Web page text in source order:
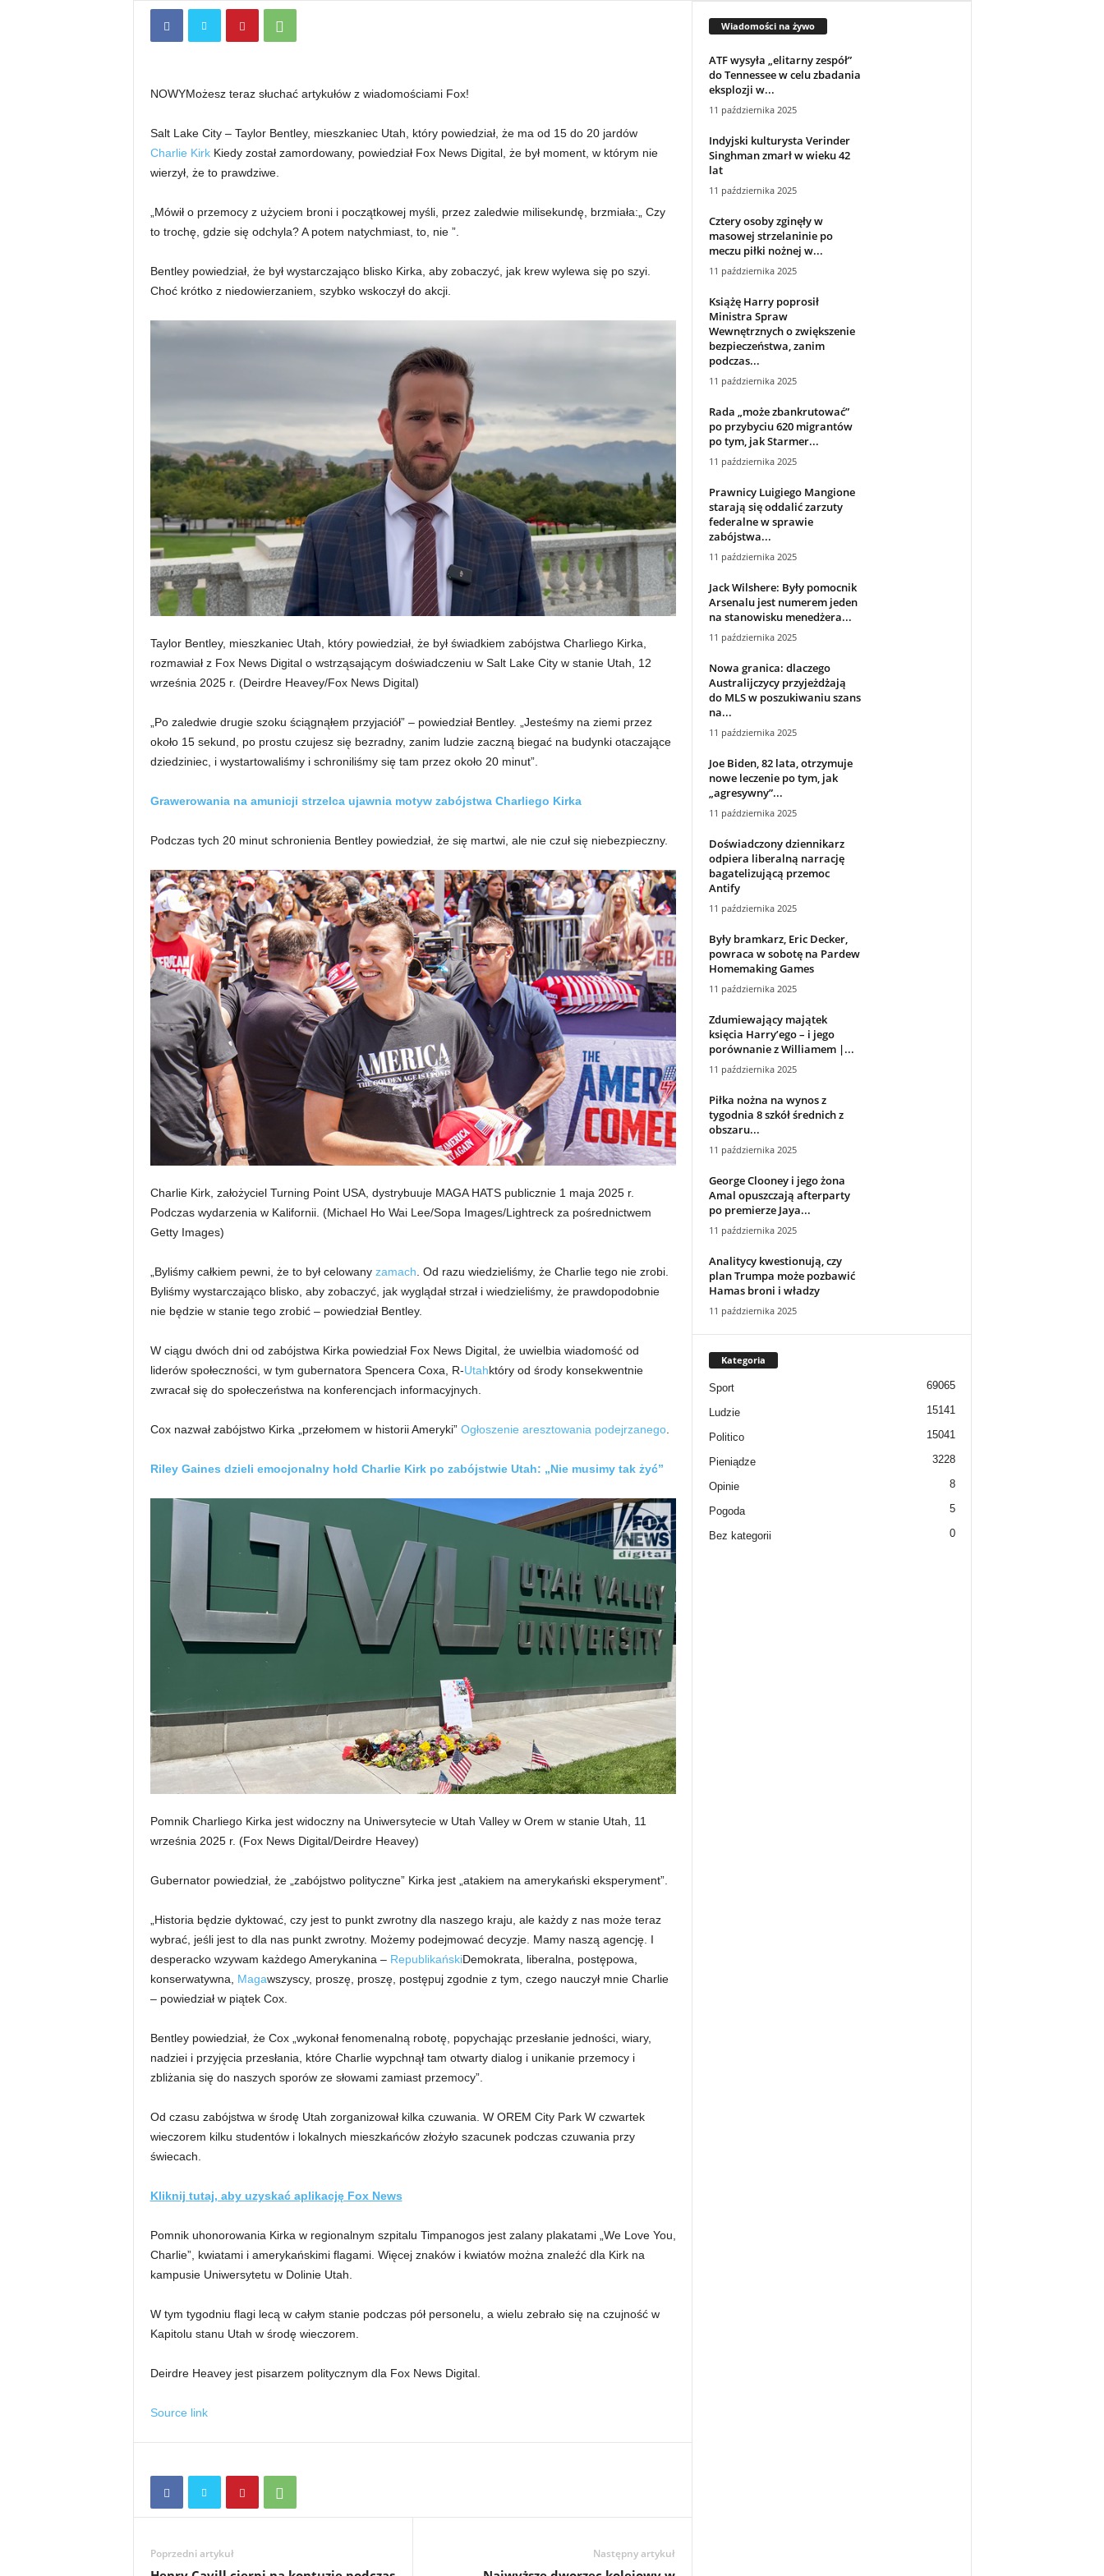
NOWYMożesz teraz słuchać artykułów z wiadomościami Fox!
Salt Lake City – Taylor Bentley, mieszkaniec Utah, który powiedział, że ma od 15 do 20 jardów
Charlie KirkKiedy został zamordowany, powiedział Fox News Digital, że był moment, w którym nie
wierzył, że to prawdziwe.
„Mówił o przemocy z użyciem broni i początkowej myśli, przez zaledwie milisekundę, brzmiała:„ Czy
to trochę, gdzie się odchyla? A potem natychmiast, to, nie ”.
Bentley powiedział, że był wystarczająco blisko Kirka, aby zobaczyć, jak krew wylewa się po szyi.
Choć krótko z niedowierzaniem, szybko wskoczył do akcji.
Taylor Bentley, mieszkaniec Utah, który powiedział, że był świadkiem zabójstwa Charliego Kirka,
rozmawiał z Fox News Digital o wstrząsającym doświadczeniu w Salt Lake City w stanie Utah, 12
września 2025 r. (Deirdre Heavey/Fox News Digital)
„Po zaledwie drugie szoku ściągnąłem przyjaciół” – powiedział Bentley. „Jesteśmy na ziemi przez
około 15 sekund, po prostu czujesz się bezradny, zanim ludzie zaczną biegać na budynki otaczające
dziedziniec, i wystartowaliśmy i schroniliśmy się tam przez około 20 minut”.
Grawerowania na amunicji strzelca ujawnia motyw zabójstwa Charliego Kirka
Podczas tych 20 minut schronienia Bentley powiedział, że się martwi, ale nie czuł się niebezpieczny.
Charlie Kirk, założyciel Turning Point USA, dystrybuuje MAGA HATS publicznie 1 maja 2025 r.
Podczas wydarzenia w Kalifornii. (Michael Ho Wai Lee/Sopa Images/Lightreck za pośrednictwem
Getty Images)
„Byliśmy całkiem pewni, że to był celowany zamach . Od razu wiedzieliśmy, że Charlie tego nie zrobi.
Byliśmy wystarczająco blisko, aby zobaczyć, jak wyglądał strzał i wiedzieliśmy, że prawdopodobnie
nie będzie w stanie tego zrobić – powiedział Bentley.
W ciągu dwóch dni od zabójstwa Kirka powiedział Fox News Digital, że uwielbia wiadomość od
liderów społeczności, w tym gubernatora Spencera Coxa, R-Utahktóry od środy konsekwentnie
zwracał się do społeczeństwa na konferencjach informacyjnych.
Cox nazwał zabójstwo Kirka „przełomem w historii Ameryki” Ogłoszenie aresztowania podejrzanego.
Riley Gaines dzieli emocjonalny hołd Charlie Kirk po zabójstwie Utah: „Nie musimy tak żyć”
Pomnik Charliego Kirka jest widoczny na Uniwersytecie w Utah Valley w Orem w stanie Utah, 11
września 2025 r. (Fox News Digital/Deirdre Heavey)
Gubernator powiedział, że „zabójstwo polityczne” Kirka jest „atakiem na amerykański eksperyment”.
„Historia będzie dyktować, czy jest to punkt zwrotny dla naszego kraju, ale każdy z nas może teraz
wybrać, jeśli jest to dla nas punkt zwrotny. Możemy podejmować decyzje. Mamy naszą agencję. I
desperacko wzywam każdego Amerykanina – RepublikańskiDemokrata, liberalna, postępowa,
konserwatywna, Magawszyscy, proszę, proszę, postępuj zgodnie z tym, czego nauczył mnie Charlie
– powiedział w piątek Cox.
Bentley powiedział, że Cox „wykonał fenomenalną robotę, popychając przesłanie jedności, wiary,
nadziei i przyjęcia przesłania, które Charlie wypchnął tam otwarty dialog i unikanie przemocy i
zbliżania się do naszych sporów ze słowami zamiast przemocy”.
Od czasu zabójstwa w środę Utah zorganizował kilka czuwania. W OREM City Park W czwartek
wieczorem kilku studentów i lokalnych mieszkańców złożyło szacunek podczas czuwania przy
świecach.
Kliknij tutaj, aby uzyskać aplikację Fox News
Pomnik uhonorowania Kirka w regionalnym szpitalu Timpanogos jest zalany plakatami „We Love You,
Charlie”, kwiatami i amerykańskimi flagami. Więcej znaków i kwiatów można znaleźć dla Kirk na
kampusie Uniwersytetu w Dolinie Utah.
W tym tygodniu flagi lecą w całym stanie podczas pół personelu, a wielu zebrało się na czujność w
Kapitolu stanu Utah w środę wieczorem.
Deirdre Heavey jest pisarzem politycznym dla Fox News Digital.
Source link
Poprzedni artykuł Następny artykuł
Wiadomości na żywo
ATF wysyła „elitarny zespół”
do Tennessee w celu zbadania
eksplozji w...
11 października 2025
Indyjski kulturysta Verinder
Singhman zmarł w wieku 42
lat
11 października 2025
Cztery osoby zginęły w
masowej strzelaninie po
meczu piłki nożnej w...
11 października 2025
Książę Harry poprosił
Ministra Spraw
Wewnętrznych o zwiększenie
bezpieczeństwa, zanim
podczas...
11 października 2025
Rada „może zbankrutować”
po przybyciu 620 migrantów
po tym, jak Starmer...
11 października 2025
Prawnicy Luigiego Mangione
starają się oddalić zarzuty
federalne w sprawie
zabójstwa...
11 października 2025
Jack Wilshere: Były pomocnik
Arsenalu jest numerem jeden
na stanowisku menedżera...
11 października 2025
Nowa granica: dlaczego
Australijczycy przyjeżdżają
do MLS w poszukiwaniu szans
na...
11 października 2025
Joe Biden, 82 lata, otrzymuje
nowe leczenie po tym, jak
„agresywny”...
11 października 2025
Doświadczony dziennikarz
odpiera liberalną narrację
bagatelizującą przemoc
Antify
11 października 2025
Były bramkarz, Eric Decker,
powraca w sobotę na Pardew
Homemaking Games
11 października 2025
Zdumiewający majątek
księcia Harry’ego – i jego
porównanie z Williamem |...
11 października 2025
Piłka nożna na wynos z
tygodnia 8 szkół średnich z
obszaru...
11 października 2025
George Clooney i jego żona
Amal opuszczają afterparty
po premierze Jaya...
11 października 2025
Analitycy kwestionują, czy
plan Trumpa może pozbawić
Hamas broni i władzy
11 października 2025
Kategoria
Sport 69065
Ludzie 15141
Politico 15041
Pieniądze 3228
Opinie 8
Pogoda 5
Bez kategorii 0